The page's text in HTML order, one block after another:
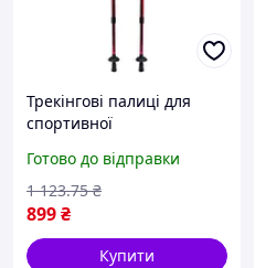
Трекінгові палиці для
спортивної
(Uolide, Red)
скандинавські трекінг
палички (Пара)
Готово до відправки
899₴
1 123.75 ₴
Купити